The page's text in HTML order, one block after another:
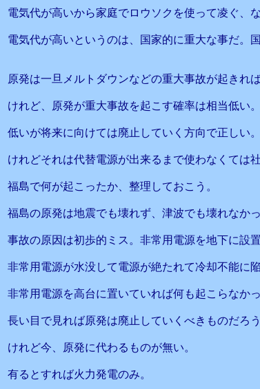
電気代が高いから家庭でロウソクを使って凌ぐ、
電気代が高いというのは、国家的に重大な事だ。国
原発は一旦メルトダウンなどの重大事故が起きれ
けれど、原発が重大事故を起こす確率は相当低い。
低いが将来に向けては廃止していく方向で正しい。
けれどそれは代替電源が出来るまで使わなくては
福島で何が起こったか、整理しておこう。
福島の原発は地震でも壊れず、津波でも壊れなかっ
事故の原因は初歩的ミス。非常用電源を地下に設
非常用電源が水没して電源が絶たれて冷却不能に陥
非常用電源を高台に置いていれば何も起こらなかっ
長い目で見れば原発は廃止していくべきものだろう
けれど今、原発に代わるものが無い。
有るとすれば火力発電のみ。